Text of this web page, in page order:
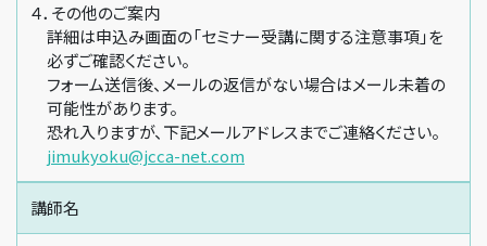
４．その他のご案内
詳細は申込み画面の「セミナー受講に関する注意事項」を
必ずご確認ください。
フォーム送信後、メールの返信がない場合はメール未着の
可能性があります。
恐れ入りますが、下記メールアドレスまでご連絡ください。
jimukyoku@jcca-net.com
講師名